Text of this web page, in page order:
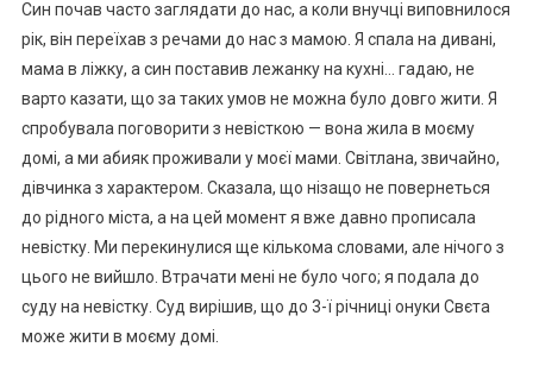
Син почав часто заглядати до нас, а коли внучці виповнилося
рік, він переїхав з речами до нас з мамою. Я спала на дивані,
мама в ліжку, а син поставив лежанку на кухні… гадаю, не
варто казати, що за таких умов не можна було довго жити. Я
спробувала поговорити з невісткою — вона жила в моєму
домі, а ми абияк проживали у моєї мами. Світлана, звичайно,
дівчинка з характером. Сказала, що нізащо не повернеться
до рідного міста, а на цей момент я вже давно прописала
невістку. Ми перекинулися ще кількома словами, але нічого з
цього не вийшло. Втрачати мені не було чого; я подала до
сyду на невістку. Суд вирішив, що до 3-ї річниці онуки Свєта
може жити в моєму домі.